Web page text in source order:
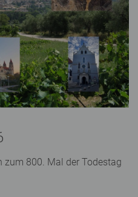
zum 800. Mal der Todestag